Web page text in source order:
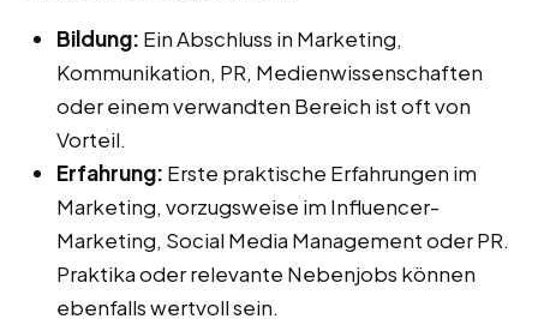
Bildung: Ein Abschluss in Marketing,
Kommunikation, PR, Medienwissenschaften
oder einem verwandten Bereich ist oft von
Vorteil.
Erfahrung: Erste praktische Erfahrungen im
Marketing, vorzugsweise im Influencer-
Marketing, Social Media Management oder PR.
Praktika oder relevante Nebenjobs können
ebenfalls wertvoll sein.